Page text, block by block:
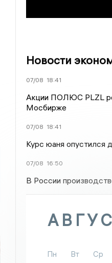
Новости
07/08 18:41
Акции ПОЛЮС PLZL
Мосбирже
07/08 18:41
Курс юаня опустился
07/08 16:50
В России
Пн Вт Ср